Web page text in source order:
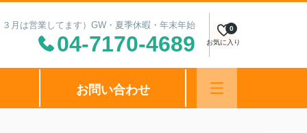
月は営業してます）GW・夏季休暇・年末年始
04-7170-4689 お気に入り
0
お問い合わせ